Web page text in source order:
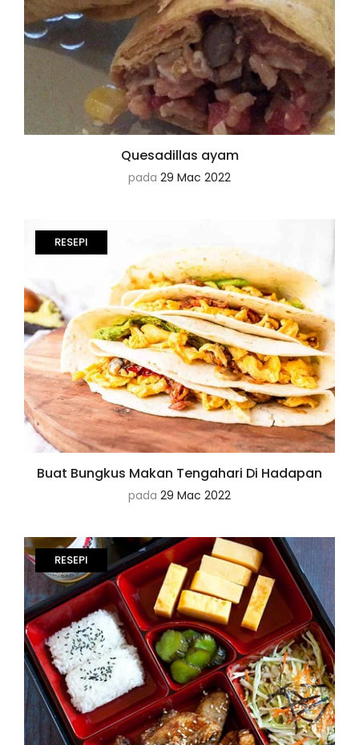
Quesadillas ayam
pada 29 Mac 2022
RESEPI
Buat Bungkus Makan Tengahari Di Hadapan
pada 29 Mac 2022
RESEPI